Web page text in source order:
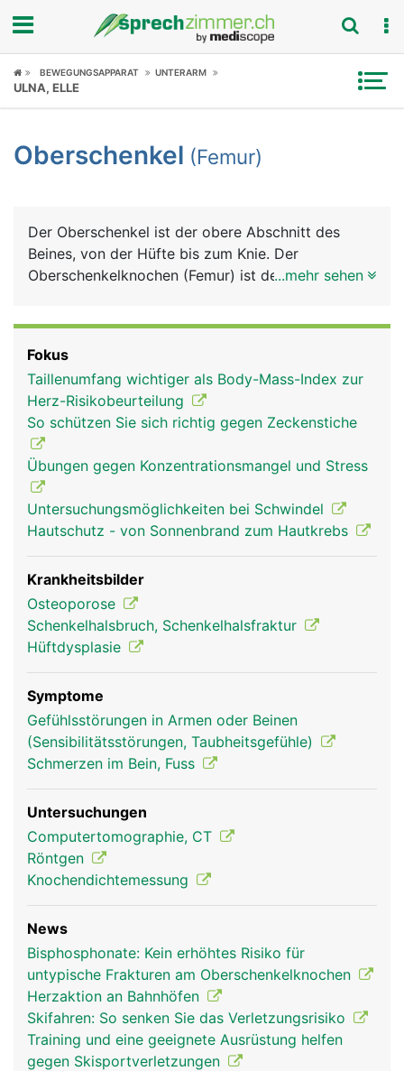
Fokus
Symptome
News
Rubriken
BEWEGUNGSAPPARAT UNTERARM
ULNA, ELLE
Oberschenkel (Femur)
Der Oberschenkel ist der obere Abschnitt des
Beines, von der Hüfte bis zum Knie. Der
Oberschenkelknochen (Femur) ist der längste und
besteht von oben nach unten aus dem kugeligen
Kopf (Hüftkopf), einem kurzen Hals
(Schenkelhals), einen langen Schaft und einem
verdickten unteren Ende mit zwei walzenförmigen
Gelenkknorren, die mit dem Schienbein und der
Kniescheibe das Knie bilden. Der Hüftkopf bildet
mit der Hüftpfanne des Beckens das Hüftgelenk.
Der Oberschenkelknochen dient ausserdem als
Befestigungsanker für Bänder und Muskeln.
Oberschenkel
Mann
...mehr sehen
Fokus
Taillenumfang wichtiger als Body-Mass-Index zur
Herz-Risikobeurteilung
So schützen Sie sich richtig gegen Zeckenstiche
Übungen gegen Konzentrationsmangel und Stress
Untersuchungsmöglichkeiten bei Schwindel
Hautschutz - von Sonnenbrand zum Hautkrebs
Krankheitsbilder
Osteoporose
Schenkelhalsbruch, Schenkelhalsfraktur
Hüftdysplasie
Symptome
Gefühlsstörungen in Armen oder Beinen
(Sensibilitätsstörungen, Taubheitsgefühle)
Schmerzen im Bein, Fuss
Untersuchungen
Computertomographie, CT
Röntgen
Knochendichtemessung
News
Bisphosphonate: Kein erhöhtes Risiko für
untypische Frakturen am Oberschenkelknochen
Herzaktion an Bahnhöfen
Skifahren: So senken Sie das Verletzungsrisiko
Training und eine geeignete Ausrüstung helfen
gegen Skisportverletzungen